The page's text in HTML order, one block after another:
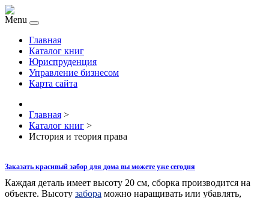
Menu
Главная
Каталог книг
Юриспруденция
Управление бизнесом
Карта сайта
Главная >
Каталог книг >
История и теория права
Заказать красивый забор для дома вы можете уже сегодня
Каждая деталь имеет высоту 20 см, сборка производится на
объекте. Высоту забора можно наращивать или убавлять,